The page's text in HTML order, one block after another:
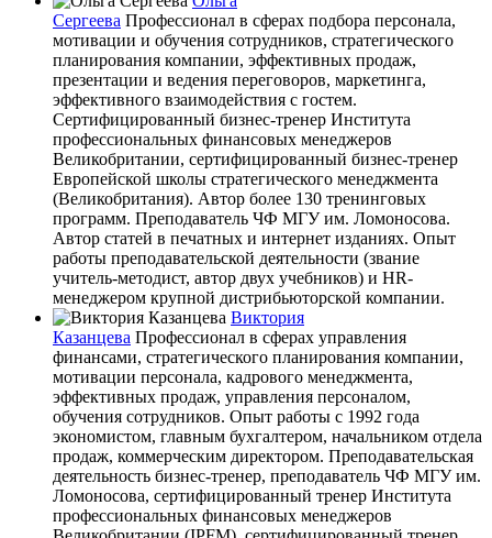
Сергеева Профессионал в сферах подбора персонала,
мотивации и обучения сотрудников, стратегического
планирования компании, эффективных продаж,
презентации и ведения переговоров, маркетинга,
эффективного взаимодействия с гостем.
Сертифицированный бизнес-тренер Института
профессиональных финансовых менеджеров
Великобритании, сертифицированный бизнес-тренер
Европейской школы стратегического менеджмента
(Великобритания). Автор более 130 тренинговых
программ. Преподаватель ЧФ МГУ им. Ломоносова.
Автор статей в печатных и интернет изданиях. Опыт
работы преподавательской деятельности (звание
учитель-методист, автор двух учебников) и HR-
менеджером крупной дистрибьюторской компании.
Виктория
Казанцева Профессионал в сферах управления
финансами, стратегического планирования компании,
мотивации персонала, кадрового менеджмента,
эффективных продаж, управления персоналом,
обучения сотрудников. Опыт работы с 1992 года
экономистом, главным бухгалтером, начальником отдела
продаж, коммерческим директором. Преподавательская
деятельность бизнес-тренер, преподаватель ЧФ МГУ им.
Ломоносова, сертифицированный тренер Института
профессиональных финансовых менеджеров